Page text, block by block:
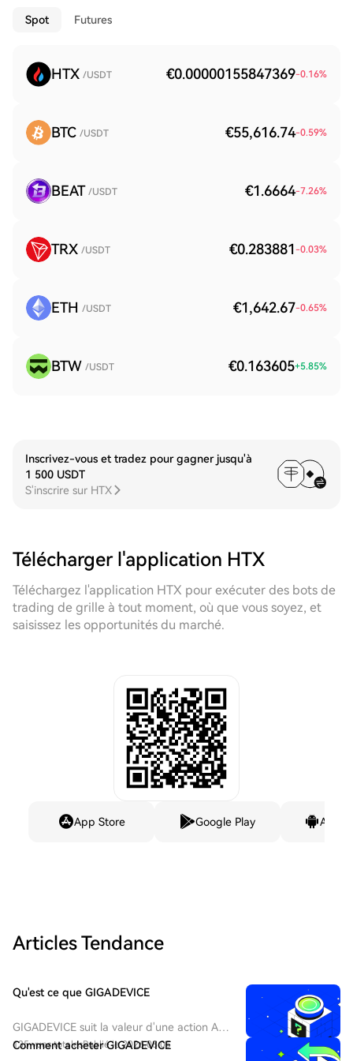
Spot Futures
HTX /USDT €0.00000155847369-0.16%
BTC /USDT €55,616.74-0.59%
BEAT /USDT €1.6664-7.26%
TRX /USDT €0.283881 -0.03%
ETH /USDT €1,642.67-0.65%
BTW /USDT €0.163605+5.85%
Inscrivez-vous et tradez pour gagner jusqu'à
1 500 USDT
S'inscrire sur HTX
Télécharger l'application HTX
Téléchargez l'application HTX pour exécuter des bots de
trading de grille à tout moment, où que vous soyez, et
saisissez les opportunités du marché.
App Store Google Play
Articles Tendance
Qu'est ce que GIGADEVICE
GIGADEVICE suit la valeur d'une action A
de GigaDevice Semiconductor Inc., cotée à
135 vues totalesPublié le 2026.08.05
Comment acheter GIGADEVICE